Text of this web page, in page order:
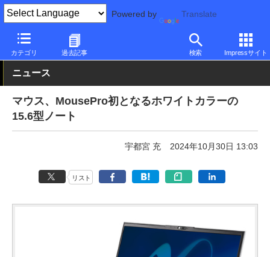
Powered by Translate
カテゴリ 過去記事 検索 Impressサイト
PC Watch パソコン/タブレット/スマートフォン ノートパソコン
ニュース
マウス、MousePro初となるホワイトカラーの
15.6型ノート
宇都宮 充 2024年10月30日 13:03
リスト